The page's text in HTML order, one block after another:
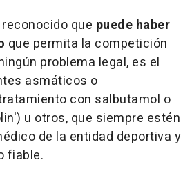
que puede haber
que permita la competición
problema legal, es el
asmáticos o
con salbutamol o
u otros, que siempre estén
de la entidad deportiva y
fiable.